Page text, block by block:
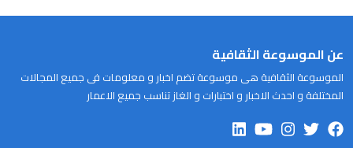
عن الموسوعة الثقافية
الموسوعة الثقافية هى موسوعة تضم اخبار و معلومات فى جميع المجالات
المختلفة و احدث الاخبار و اختبارات و الغاز تناسب جميع الاعمار